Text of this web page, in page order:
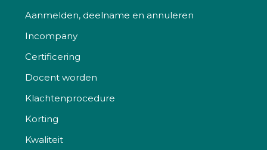
Aanmelden, deelname en annuleren
Incompany
Certificering
Docent worden
Klachtenprocedure
Korting
Kwaliteit